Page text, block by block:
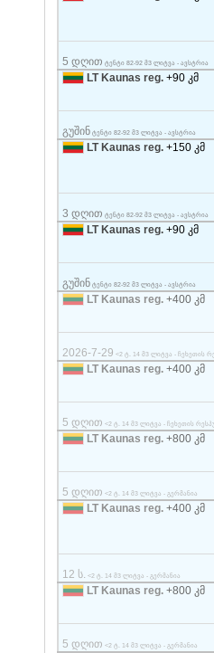
5 დღით ტენტი 82-92 მ3 ლიტვა - ავსტრია
LT Kaunas reg. +90 კმ
გუშინტენტი 82-92 მ3 ლიტვა - ავსტრია
LT Kaunas reg. +150 კმ
3 დღით ტენტი 82-92 მ3 ლიტვა - ავსტრია
LT Kaunas reg. +90 კმ
გუშინტენტი 82-92 მ3 ლიტვა - ავსტრია
LT Kaunas reg. +400 კმ
2026-7-29 <2 ტ. 14 მ3 ლიტვა - ჩეხეთის
LT Kaunas reg. +400 კმ
5 დღით <2 ტ. 14 მ3 ლიტვა - ჩეხეთის
LT Kaunas reg. +800 კმ
5 დღით <2 ტ. 14 მ3 ლიტვა - გერმანია
LT Kaunas reg. +400 კმ
12 ს. <2 ტ. 14 მ3 ლიტვა - გერმანია
LT Kaunas reg. +800 კმ
5 დღით <2 ტ. 14 მ3 ლიტვა - გერმანია